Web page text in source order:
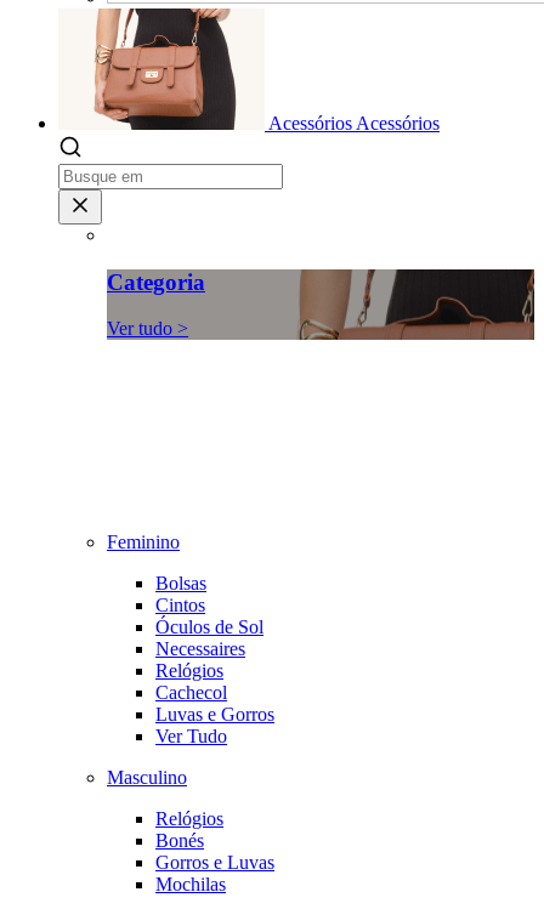
Acessórios Acessórios
Categoria
Ver tudo >
Feminino
Bolsas
Cintos
Óculos de Sol
Necessaires
Relógios
Cachecol
Luvas e Gorros
Ver Tudo
Masculino
Relógios
Bonés
Gorros e Luvas
Mochilas